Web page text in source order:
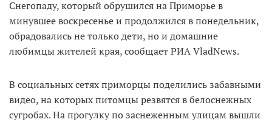
Снегопаду, который обрушился на Приморье в
минувшее воскресенье и продолжился в понедельник,
обрадовались не только дети, но и домашние
любимцы жителей края, сообщает РИА VladNews.
В социальных сетях приморцы поделились забавными
видео, на которых питомцы резвятся в белоснежных
сугробах. На прогулку по заснеженным улицам вышли